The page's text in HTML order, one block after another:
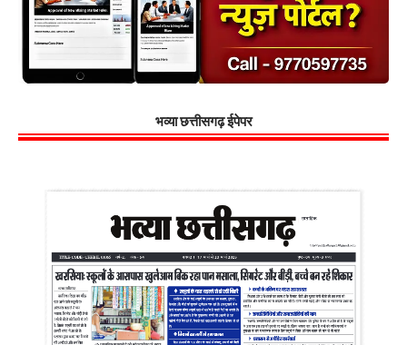
भव्या छत्तीसगढ़ ईपेपर